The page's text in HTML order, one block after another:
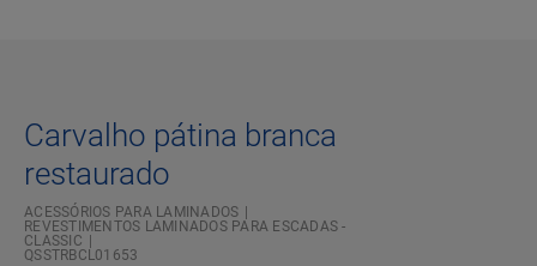
Carvalho pátina branca
restaurado
ACESSÓRIOS PARA LAMINADOS
REVESTIMENTOS LAMINADOS PARA ESCADAS -
CLASSIC
QSSTRBCL01653